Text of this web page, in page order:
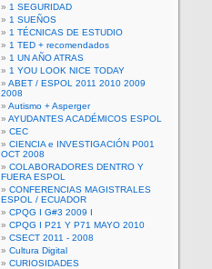
1 SEGURIDAD
1 SUEÑOS
1 TÉCNICAS DE ESTUDIO
1 TED + recomendados
1 UN AÑO ATRAS
1 YOU LOOK NICE TODAY
ABET / ESPOL 2011 2010 2009
2008
Autismo + Asperger
AYUDANTES ACADÉMICOS ESPOL
CEC
CIENCIA e INVESTIGACIÓN P001
OCT 2008
COLABORADORES DENTRO Y
FUERA ESPOL
CONFERENCIAS MAGISTRALES
ESPOL / ECUADOR
CPQG I G#3 2009 I
CPQG I P21 Y P71 MAYO 2010
CSECT 2011 - 2008
Cultura Digital
CURIOSIDADES